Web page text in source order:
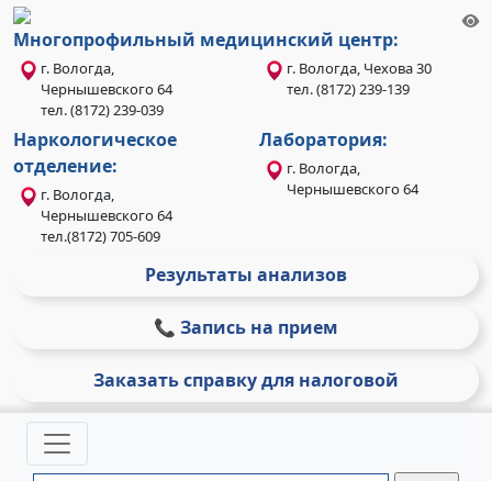
Многопрофильный медицинский центр:
г. Вологда,
Чернышевского 64
тел. (8172) 239-039
г. Вологда, Чехова 30
тел. (8172) 239-139
Наркологическое
отделение:
г. Вологда,
Чернышевского 64
тел.(8172) 705-609
Лаборатория:
г. Вологда,
Чернышевского 64
Результаты анализов
📞 Запись на прием
Заказать справку для налоговой